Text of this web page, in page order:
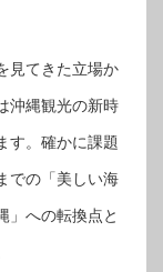
見てきた立場か
沖縄観光の新時
す。確かに課題
での「美しい海
」への転換点と